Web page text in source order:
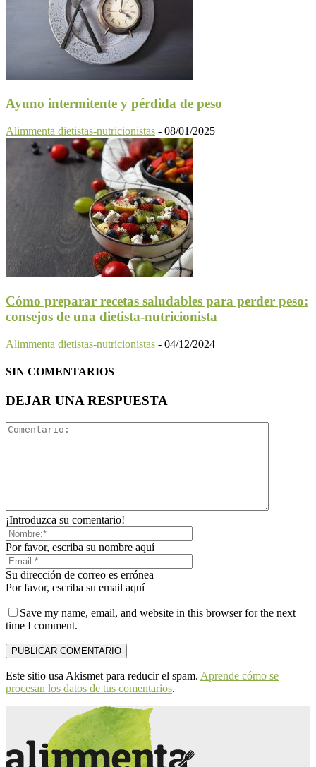
Ayuno intermitente y pérdida de peso
Alimmenta dietistas-nutricionistas - 08/01/2025
Cómo preparar recetas saludables para perder peso:
consejos de una dietista-nutricionista
Alimmenta dietistas-nutricionistas - 04/12/2024
SIN COMENTARIOS
DEJAR UNA RESPUESTA
¡Introduzca su comentario!
Por favor, escriba su nombre aquí
Su dirección de correo es errónea
Por favor, escriba su email aquí
Save my name, email, and website in this browser for the next
time I comment.
Este sitio usa Akismet para reducir el spam. Aprende cómo se
procesan los datos de tus comentarios.